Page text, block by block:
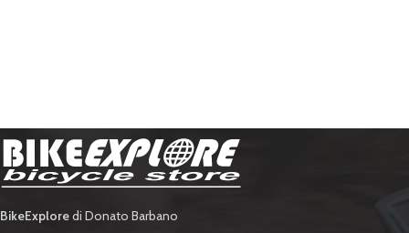
BikeExploredi Donato Barbano